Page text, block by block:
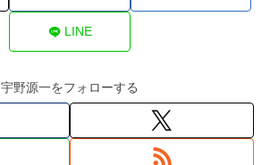
LINE
宇野源一をフォローする